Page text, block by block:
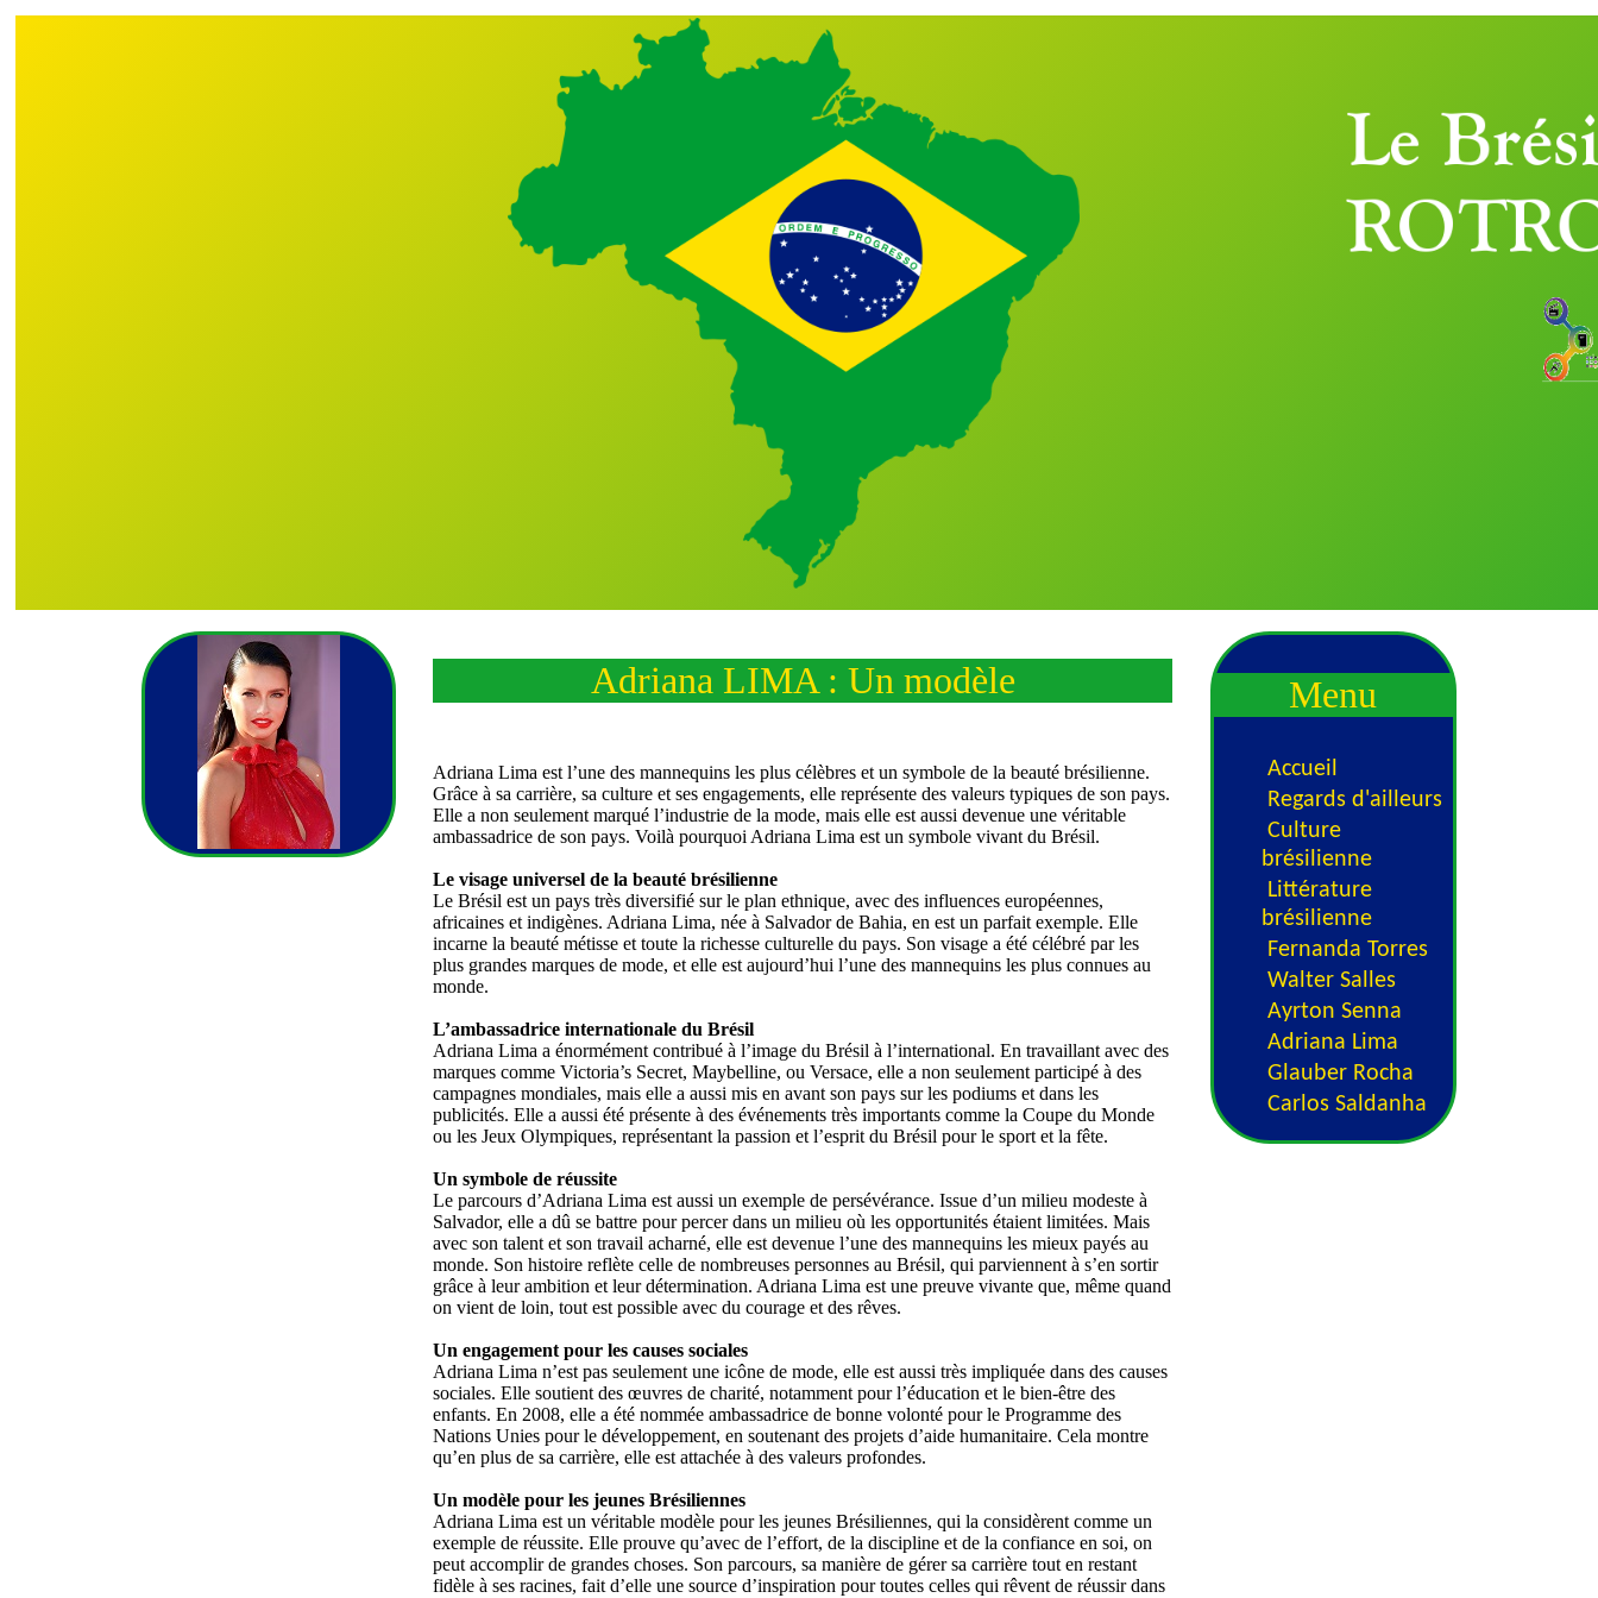
Adriana LIMA : Un modèle
Adriana Lima est l’une des mannequins les plus célèbres et un symbole de la beauté brésilienne.
Grâce à sa carrière, sa culture et ses engagements, elle représente des valeurs typiques de son pays.
Elle a non seulement marqué l’industrie de la mode, mais elle est aussi devenue une véritable
ambassadrice de son pays. Voilà pourquoi Adriana Lima est un symbole vivant du Brésil.
Le visage universel de la beauté brésilienne
Le Brésil est un pays très diversifié sur le plan ethnique, avec des influences européennes,
africaines et indigènes. Adriana Lima, née à Salvador de Bahia, en est un parfait exemple. Elle
incarne la beauté métisse et toute la richesse culturelle du pays. Son visage a été célébré par les
plus grandes marques de mode, et elle est aujourd’hui l’une des mannequins les plus connues au
monde.
L’ambassadrice internationale du Brésil
Adriana Lima a énormément contribué à l’image du Brésil à l’international. En travaillant avec des
marques comme Victoria’s Secret, Maybelline, ou Versace, elle a non seulement participé à des
campagnes mondiales, mais elle a aussi mis en avant son pays sur les podiums et dans les
publicités. Elle a aussi été présente à des événements très importants comme la Coupe du Monde
ou les Jeux Olympiques, représentant la passion et l’esprit du Brésil pour le sport et la fête.
Un symbole de réussite
Le parcours d’Adriana Lima est aussi un exemple de persévérance. Issue d’un milieu modeste à
Salvador, elle a dû se battre pour percer dans un milieu où les opportunités étaient limitées. Mais
avec son talent et son travail acharné, elle est devenue l’une des mannequins les mieux payés au
monde. Son histoire reflète celle de nombreuses personnes au Brésil, qui parviennent à s’en sortir
grâce à leur ambition et leur détermination. Adriana Lima est une preuve vivante que, même quand
on vient de loin, tout est possible avec du courage et des rêves.
Un engagement pour les causes sociales
Adriana Lima n’est pas seulement une icône de mode, elle est aussi très impliquée dans des causes
sociales. Elle soutient des œuvres de charité, notamment pour l’éducation et le bien-être des
enfants. En 2008, elle a été nommée ambassadrice de bonne volonté pour le Programme des
Nations Unies pour le développement, en soutenant des projets d’aide humanitaire. Cela montre
qu’en plus de sa carrière, elle est attachée à des valeurs profondes.
Un modèle pour les jeunes Brésiliennes
Adriana Lima est un véritable modèle pour les jeunes Brésiliennes, qui la considèrent comme un
exemple de réussite. Elle prouve qu’avec de l’effort, de la discipline et de la confiance en soi, on
peut accomplir de grandes choses. Son parcours, sa manière de gérer sa carrière tout en restant
fidèle à ses racines, fait d’elle une source d’inspiration pour toutes celles qui rêvent de réussir dans
Menu
Accueil
Regards d'ailleurs
Culture
brésilienne
Littérature
brésilienne
Fernanda Torres
Walter Salles
Ayrton Senna
Adriana Lima
Glauber Rocha
Carlos Saldanha